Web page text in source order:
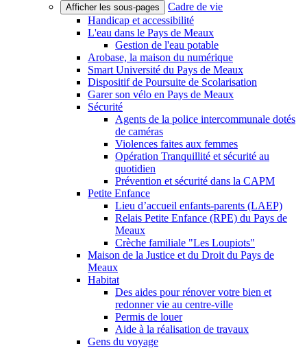
Afficher les sous-pages
Cadre de vie
Handicap et accessibilité
L'eau dans le Pays de Meaux
Gestion de l'eau potable
Arobase, la maison du numérique
Smart Université du Pays de Meaux
Dispositif de Poursuite de Scolarisation
Garer son vélo en Pays de Meaux
Sécurité
Agents de la police intercommunale dotés
de caméras
Violences faites aux femmes
Opération Tranquillité et sécurité au
quotidien
Prévention et sécurité dans la CAPM
Petite Enfance
Lieu d’accueil enfants-parents (LAEP)
Relais Petite Enfance (RPE) du Pays de
Meaux
Crèche familiale "Les Loupiots"
Maison de la Justice et du Droit du Pays de
Meaux
Habitat
Des aides pour rénover votre bien et
redonner vie au centre-ville
Permis de louer
Aide à la réalisation de travaux
Gens du voyage